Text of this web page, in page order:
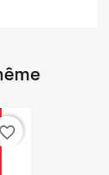
favorite_border